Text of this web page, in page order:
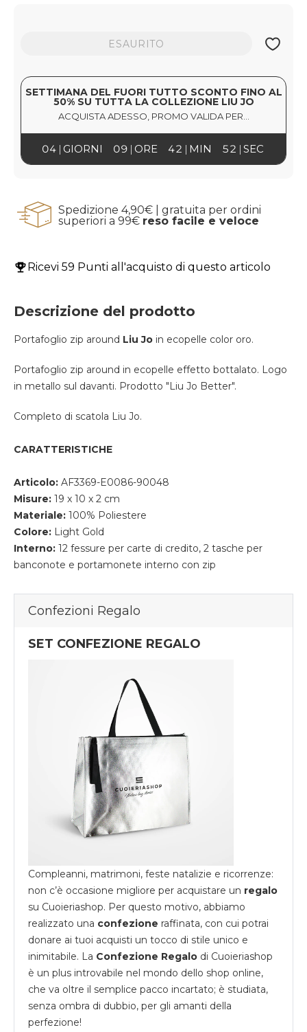
ESAURITO
SETTIMANA DEL FUORI TUTTO SCONTO FINO AL
50% SU TUTTA LA COLLEZIONE LIU JO
ACQUISTA ADESSO, PROMO VALIDA PER...
04 09 42 51
GIORNI ORE MIN SEC
Spedizione 4,90€ | gratuita per ordini
superiori a 99€ reso facile e veloce
Ricevi 59 Punti all'acquisto di questo articolo
Descrizione del prodotto
Portafoglio zip around Liu Jo in ecopelle color oro.
Portafoglio zip around in ecopelle effetto bottalato. Logo
in metallo sul davanti. Prodotto "Liu Jo Better".
Completo di scatola Liu Jo.
CARATTERISTICHE
Articolo: AF3369-E0086-90048
Misure: 19 x 10 x 2 cm
Materiale: 100% Poliestere
Colore: Light Gold
Interno: 12 fessure per carte di credito, 2 tasche per
banconote e portamonete interno con zip
Confezioni Regalo
SET CONFEZIONE REGALO
Compleanni, matrimoni, feste natalizie e ricorrenze:
non c’è occasione migliore per acquistare un regalo
su Cuoieriashop. Per questo motivo, abbiamo
realizzato una confezione raffinata, con cui potrai
donare ai tuoi acquisti un tocco di stile unico e
inimitabile. La Confezione Regalo di Cuoieriashop
è un plus introvabile nel mondo dello shop online,
che va oltre il semplice pacco incartato; è studiata,
senza ombra di dubbio, per gli amanti della
perfezione!